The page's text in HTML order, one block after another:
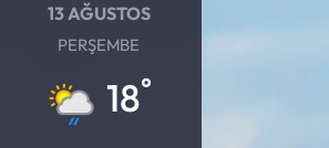
13 AĞUSTOS
PERŞEMBE
18°